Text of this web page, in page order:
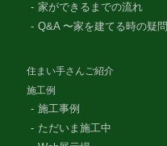
家ができるまでの流れ
Q&A 〜家を建てる時の疑問
住まい手さんご紹介
施工例
施工事例
ただいま施工中